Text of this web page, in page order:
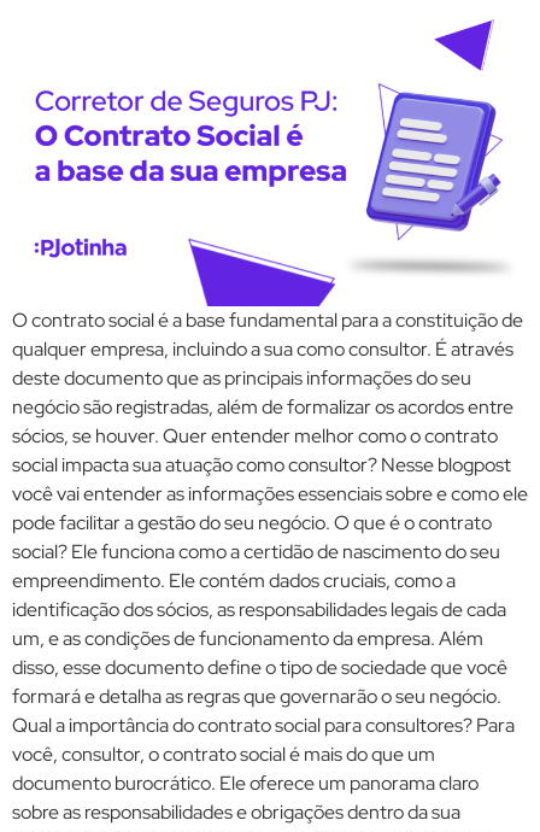
O contrato social é a base fundamental para a constituição de
qualquer empresa, incluindo a sua como consultor. É através
deste documento que as principais informações do seu
negócio são registradas, além de formalizar os acordos entre
sócios, se houver. Quer entender melhor como o contrato
social impacta sua atuação como consultor? Nesse blogpost
você vai entender as informações essenciais sobre e como ele
pode facilitar a gestão do seu negócio. O que é o contrato
social? Ele funciona como a certidão de nascimento do seu
empreendimento. Ele contém dados cruciais, como a
identificação dos sócios, as responsabilidades legais de cada
um, e as condições de funcionamento da empresa. Além
disso, esse documento define o tipo de sociedade que você
formará e detalha as regras que governarão o seu negócio.
Qual a importância do contrato social para consultores? Para
você, consultor, o contrato social é mais do que um
documento burocrático. Ele oferece um panorama claro
sobre as responsabilidades e obrigações dentro da sua